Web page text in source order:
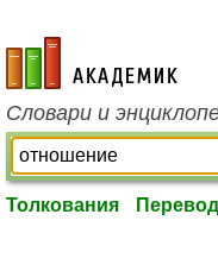
academic.ru
Словари и
Толкования